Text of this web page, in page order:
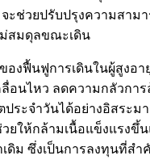
ะช่วยปรับปรุงความสาม
ม่สมดุลขณะเดิน
งฟื้นฟูการเดินในผู้สูงอา
ลื่อนไหว ลดความกลัวกา
ประจำวันได้อย่างอิสระม
ยให้กล้ามเนื้อแข็งแรงขึ้
เดิม ซึ่งเป็นการลงทุนที่ส